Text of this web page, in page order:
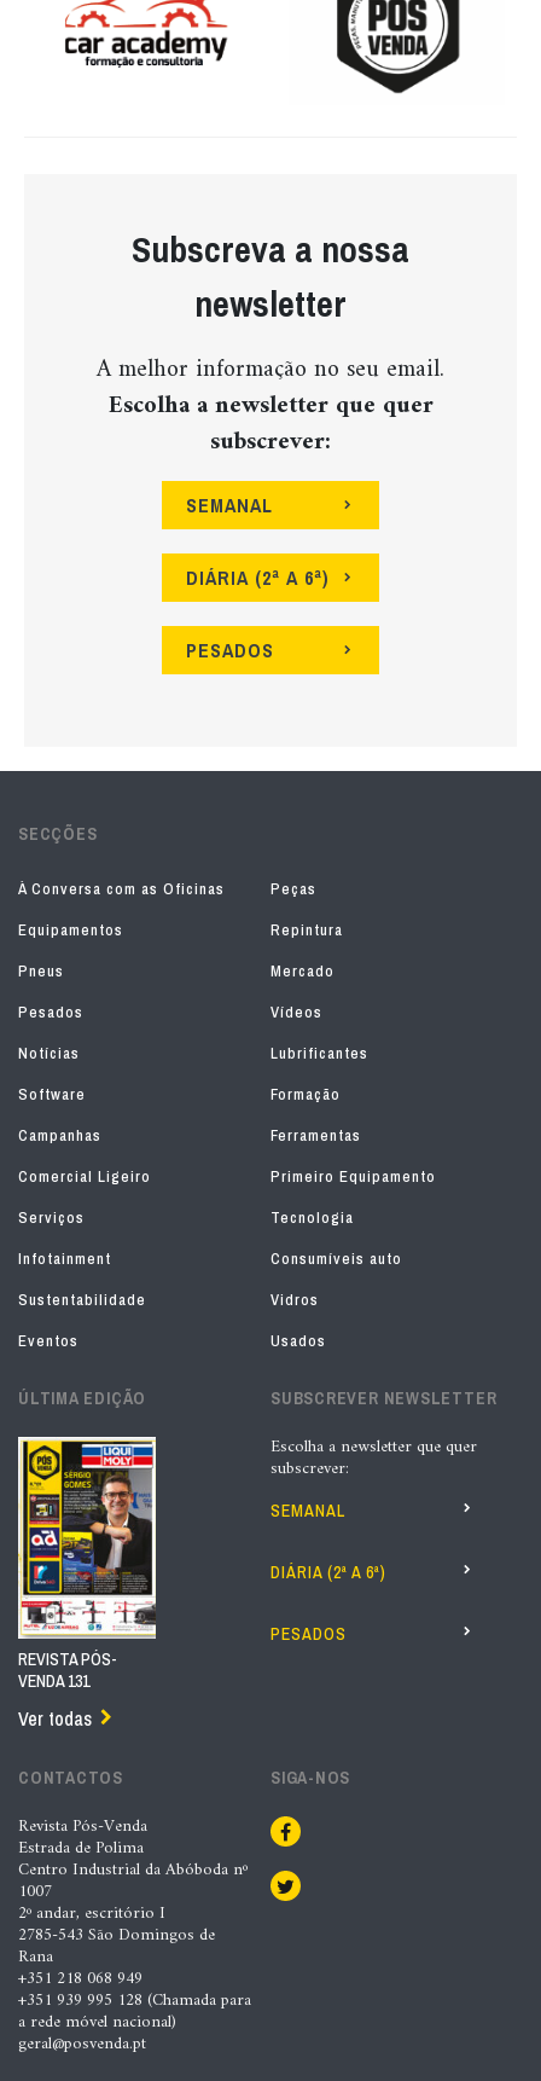
Subscreva a nossa
newsletter
A melhor informação no seu email.
Escolha a newsletter que quer
subscrever:
SEMANAL
DIÁRIA (2ª A 6ª)
PESADOS
SECÇÕES
À Conversa com as Oficinas
Peças
Equipamentos
Repintura
Pneus
Mercado
Pesados
Vídeos
Notícias
Lubrificantes
Software
Formação
Campanhas
Ferramentas
Comercial Ligeiro
Primeiro Equipamento
Serviços
Tecnologia
Infotainment
Consumíveis auto
Sustentabilidade
Vidros
Eventos
Usados
ÚLTIMA EDIÇÃO
REVISTA PÓS-
VENDA 131
Ver todas
SUBSCREVER NEWSLETTER
Escolha a newsletter que quer
subscrever:
SEMANAL
DIÁRIA (2ª A 6ª)
PESADOS
CONTACTOS
Revista Pós-Venda
Estrada de Polima
Centro Industrial da Abóboda nº
1007
2º andar, escritório I
2785-543 São Domingos de
Rana
+351 218 068 949
+351 939 995 128 (Chamada para
a rede móvel nacional)
geral@posvenda.pt
SIGA-NOS